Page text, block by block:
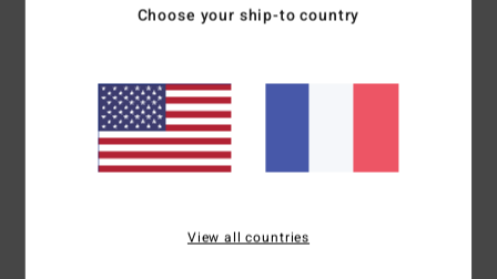
4.7
4.7
Taille
Trop petit Trop grand
Matière
Choose your ship-to country
View all countries